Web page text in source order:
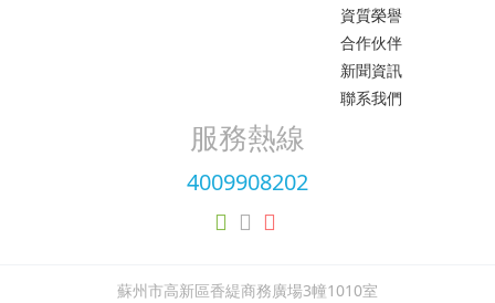
資質榮譽
合作伙伴
新聞資訊
聯系我們
服務熱線
4009908202
蘇州市高新區香緹商務廣場3幢1010室